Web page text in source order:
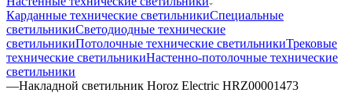
Карданные технические светильникиСпециальные
светильникиСветодиодные технические
светильникиПотолочные технические светильникиТрековые
технические светильникиНастенно-потолочные технические
светильники
—Накладной светильник Horoz Electric HRZ00001473